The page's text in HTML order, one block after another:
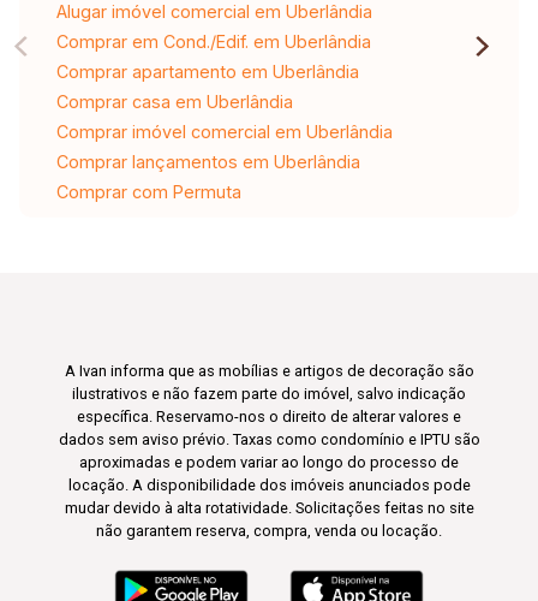
Alugar imóvel comercial em Uberlândia
Comprar em Cond./Edif. em Uberlândia
Comprar apartamento em Uberlândia
Comprar casa em Uberlândia
Comprar imóvel comercial em Uberlândia
Comprar lançamentos em Uberlândia
Comprar com Permuta
A Ivan informa que as mobílias e artigos de decoração são
ilustrativos e não fazem parte do imóvel, salvo indicação
específica. Reservamo-nos o direito de alterar valores e
dados sem aviso prévio. Taxas como condomínio e IPTU são
aproximadas e podem variar ao longo do processo de
locação. A disponibilidade dos imóveis anunciados pode
mudar devido à alta rotatividade. Solicitações feitas no site
não garantem reserva, compra, venda ou locação.